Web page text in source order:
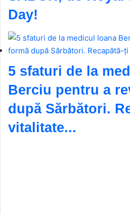
Day!
5 sfaturi de la
Berciu pentru a
după Sărbători.
vitalitate...